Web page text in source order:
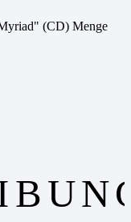
(CD) Menge